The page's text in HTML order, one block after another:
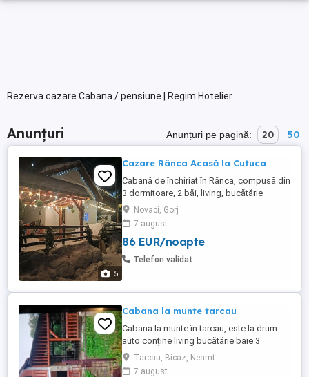
Rezerva cazare Cabana / pensiune | Regim Hotelier
Anunțuri Anunțuri pe pagină: 20 50
5
Cazare Rânca Acasă la Cutuca
Cabană de închiriat în Rânca, compusă din
3 dormitoare, 2 băi, living, bucătărie
mobilată, foișor pt grătar și leagăn pt
relaxare. Se închiriază integral dar și
separat. prețul este doar pt perioada de
vară.
Novaci, Gorj
7 august
86 EUR/noapte
Telefon validat
Cabana la munte tarcau
Cabana la munte în tarcau, este la drum
auto conține living bucătărie baie 3
dormitoare terasa
Tarcau, Bicaz, Neamt
7 august